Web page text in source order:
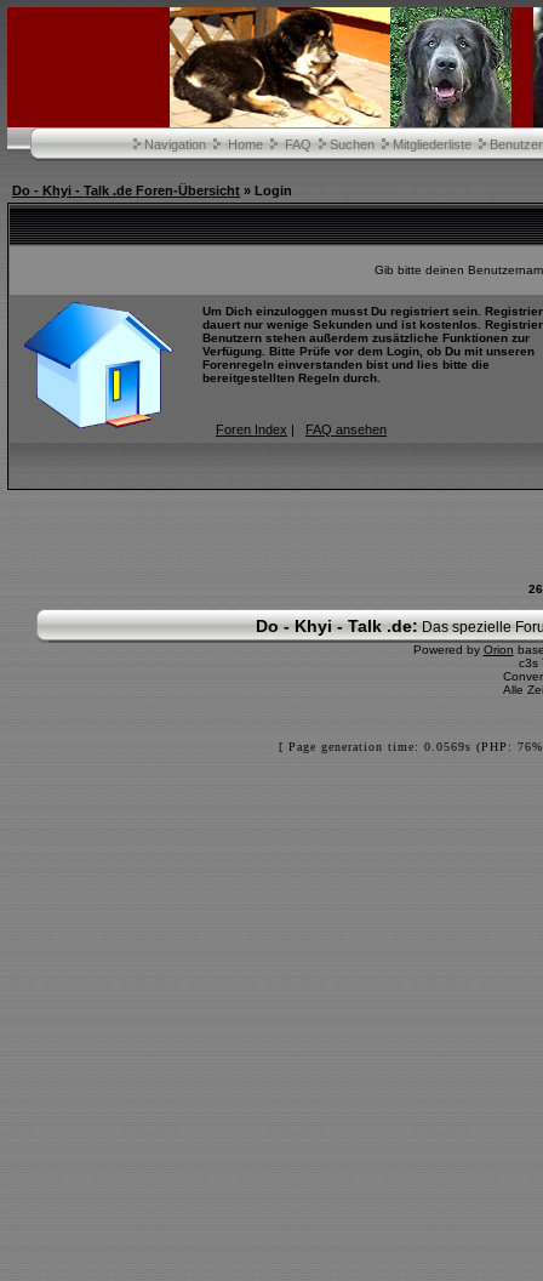
Navigation Home FAQ Suchen Mitgliederliste
Do - Khyi - Talk .de Foren-Übersicht » Login
Gib bitte deinen
Um Dich einzuloggen musst Du registriert sein.
dauert nur wenige Sekunden und ist kostenlos.
Benutzern stehen außerdem zusätzliche Funktionen zur
Verfügung. Bitte Prüfe vor dem Login, ob Du mit unseren
Forenregeln einverstanden bist und lies bitte die
bereitgestellten Regeln durch.
Foren Index | FAQ ansehen
Do - Khyi - Talk .de: Das spezielle
Powered by Orion
c3s
Alle
[ Page generation time: 0.0569s (PHP: